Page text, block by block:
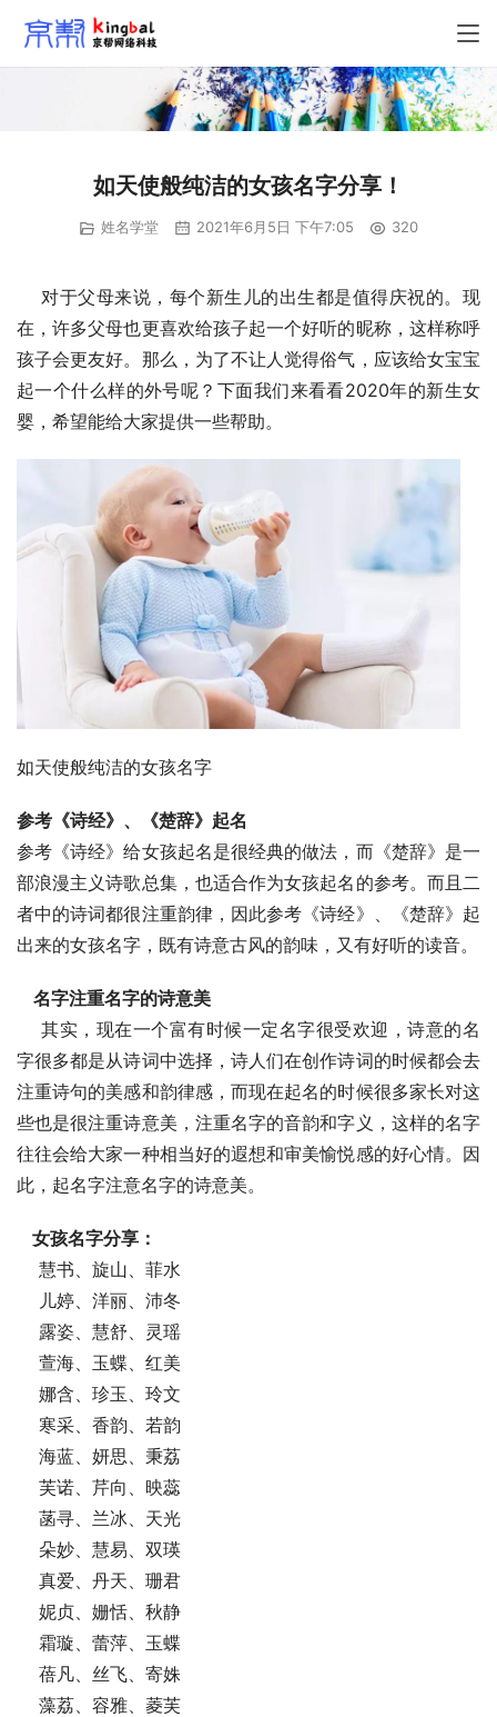
如天使般纯洁的女孩名字分享！
姓名学堂 2021年6月5日 下午7:05 320
在，许多父母也更喜欢给孩子起一个好听的昵称，这样称呼
孩子会更友好。那么，为了不让人觉得俗气，应该给女宝宝
起一个什么样的外号呢？下面我们来看看2020年的新生女
婴，希望能给大家提供一些帮助。
如天使般纯洁的女孩名字
参考《诗经》、《楚辞》起名
参考《诗经》给女孩起名是很经典的做法，而《楚辞》是一
部浪漫主义诗歌总集，也适合作为女孩起名的参考。而且二
者中的诗词都很注重韵律，因此参考《诗经》、《楚辞》起
出来的女孩名字，既有诗意古风的韵味，又有好听的读音。
名字注重名字的诗意美
字很多都是从诗词中选择，诗人们在创作诗词的时候都会去
注重诗句的美感和韵律感，而现在起名的时候很多家长对这
些也是很注重诗意美，注重名字的音韵和字义，这样的名字
往往会给大家一种相当好的遐想和审美愉悦感的好心情。因
此，起名字注意名字的诗意美。
女孩名字分享：
慧书、旋山、菲水
儿婷、洋丽、沛冬
露姿、慧舒、灵瑶
萱海、玉蝶、红美
娜含、珍玉、玲文
寒采、香韵、若韵
海蓝、妍思、秉荔
芙诺、芹向、映蕊
菡寻、兰冰、天光
朵妙、慧易、双瑛
真爱、丹天、珊君
妮贞、姗恬、秋静
霜璇、蕾萍、玉蝶
蓓凡、丝飞、寄姝
藻荔、容雅、菱芙